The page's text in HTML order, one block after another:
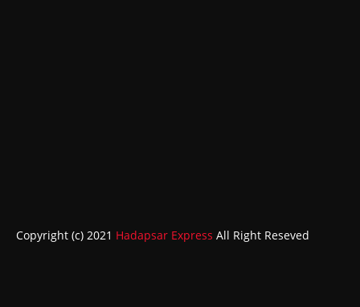
Copyright (c) 2021 Hadapsar Express All Right Reseved